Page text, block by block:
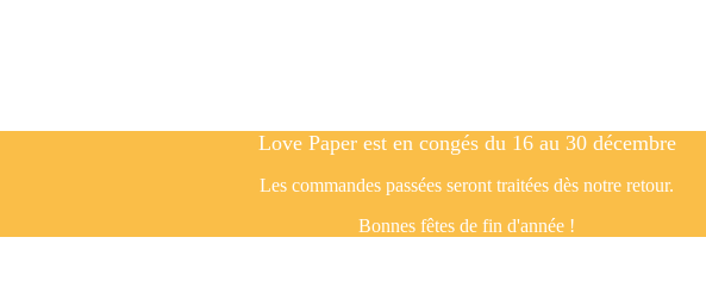
Love Paper est en congés du 16 au 30 décembre
Les commandes passées seront traitées dès notre retour.
Bonnes fêtes de fin d'année !